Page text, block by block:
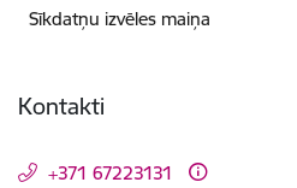
Sīkdatņu izvēles maiņa
Kontakti
+371 67223131